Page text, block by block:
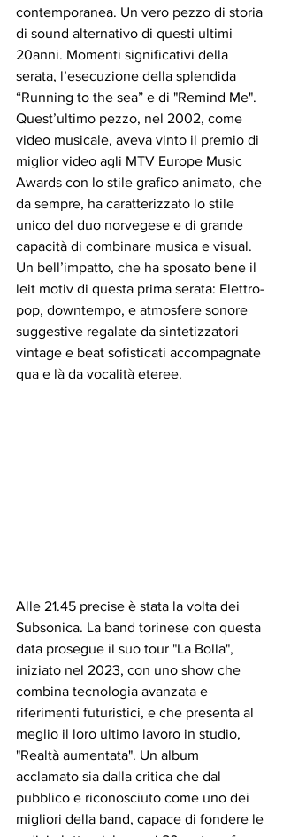
contemporanea. Un vero pezzo di storia
di sound alternativo di questi ultimi
20anni. Momenti significativi della
serata, l’esecuzione della splendida
“Running to the sea” e di "Remind Me".
Quest’ultimo pezzo, nel 2002, come
video musicale, aveva vinto il premio di
miglior video agli MTV Europe Music
Awards con lo stile grafico animato, che
da sempre, ha caratterizzato lo stile
unico del duo norvegese e di grande
capacità di combinare musica e visual.
Un bell’impatto, che ha sposato bene il
leit motiv di questa prima serata: Elettro-
pop, downtempo, e atmosfere sonore
suggestive regalate da sintetizzatori
vintage e beat sofisticati accompagnate
qua e là da vocalità eteree.
Alle 21.45 precise è stata la volta dei
Subsonica. La band torinese con questa
data prosegue il suo tour "La Bolla",
iniziato nel 2023, con uno show che
combina tecnologia avanzata e
riferimenti futuristici, e che presenta al
meglio il loro ultimo lavoro in studio,
"Realtà aumentata". Un album
acclamato sia dalla critica che dal
pubblico e riconosciuto come uno dei
migliori della band, capace di fondere le